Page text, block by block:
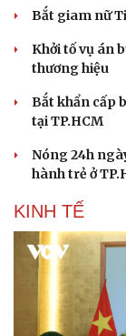
Săn Tour
Bắt giam nữ
Khởi tố vụ án
thương hiệu
Bắt khẩn cấp
tại TP.HCM
Nóng 24h
hành trẻ ở
KINH TẾ